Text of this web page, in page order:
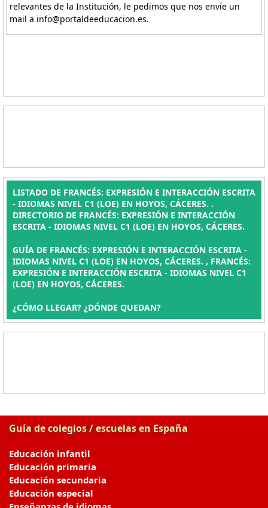
relevantes de la Institución, le pedimos que nos envíe un
mail a info@portaldeeducacion.es.
LISTADO DE FRANCÉS: EXPRESIÓN E INTERACCIÓN ESCRITA
- IDIOMAS NIVEL C1 (LOE) EN HOYOS, CÁCERES. .
DIRECTORIO DE FRANCÉS: EXPRESIÓN E INTERACCIÓN
ESCRITA - IDIOMAS NIVEL C1 (LOE) EN HOYOS, CÁCERES.
GUÍA DE FRANCÉS: EXPRESIÓN E INTERACCIÓN ESCRITA -
IDIOMAS NIVEL C1 (LOE) EN HOYOS, CÁCERES. , FRANCÉS:
EXPRESIÓN E INTERACCIÓN ESCRITA - IDIOMAS NIVEL C1
(LOE) EN HOYOS, CÁCERES.
¿CÓMO LLEGAR? ¿DÓNDE QUEDAN?
Guía de colegios / escuelas en España
Educación infantil
Educación primaria
Educación secundaria
Educación especial